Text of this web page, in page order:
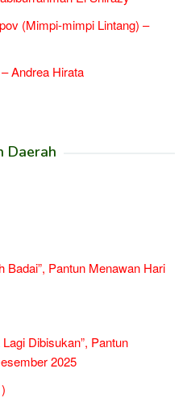
(Mimpi-mimpi Lintang) –
Andrea Hirata
Daerah
Badai”, Pantun Menawan Hari
Dibisukan”, Pantun
2025